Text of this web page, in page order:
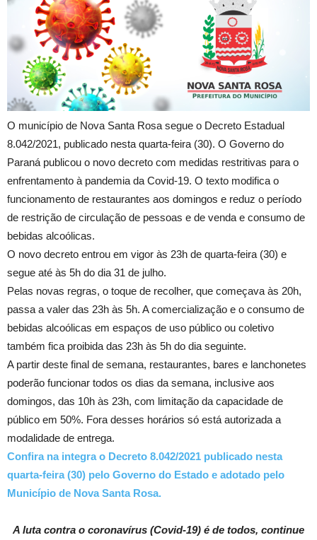
O município de Nova Santa Rosa segue o Decreto Estadual
8.042/2021, publicado nesta quarta-feira (30). O Governo do
Paraná publicou o novo decreto com medidas restritivas para o
enfrentamento à pandemia da Covid-19. O texto modifica o
funcionamento de restaurantes aos domingos e reduz o período
de restrição de circulação de pessoas e de venda e consumo de
bebidas alcoólicas.
O novo decreto entrou em vigor às 23h de quarta-feira (30) e
segue até às 5h do dia 31 de julho.
Pelas novas regras, o toque de recolher, que começava às 20h,
passa a valer das 23h às 5h. A comercialização e o consumo de
bebidas alcoólicas em espaços de uso público ou coletivo
também fica proibida das 23h às 5h do dia seguinte.
A partir deste final de semana, restaurantes, bares e lanchonetes
poderão funcionar todos os dias da semana, inclusive aos
domingos, das 10h às 23h, com limitação da capacidade de
público em 50%. Fora desses horários só está autorizada a
modalidade de entrega.
Confira na integra o Decreto 8.042/2021 publicado nesta
quarta-feira (30) pelo Governo do Estado e adotado pelo
Município de Nova Santa Rosa.
A luta contra o coronavírus (Covid-19) é de todos, continue